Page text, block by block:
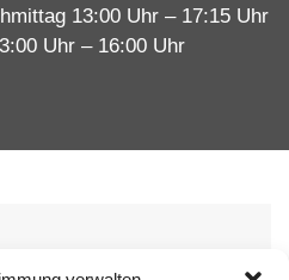
13:00 Uhr – 17:15 Uhr
Uhr – 16:00 Uhr